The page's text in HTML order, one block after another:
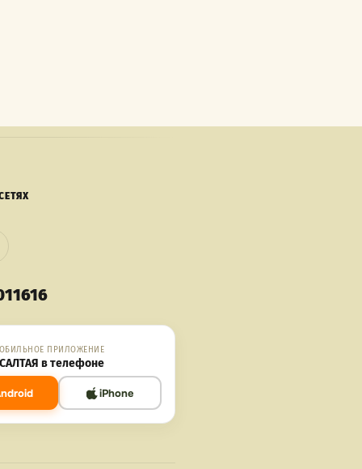
ПРИЛОЖЕНИЕ
в телефоне
iPhone